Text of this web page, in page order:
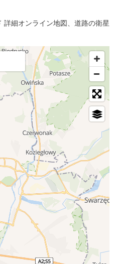
細オンライン地図、道路の衛星